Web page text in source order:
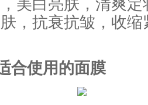
美白亮肤，清爽
，抗衰抗皱，收
合使用的面膜